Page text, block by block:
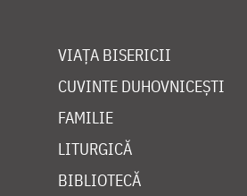
VIAȚA BISERICII
CUVINTE DUHOVNICEȘTI
FAMILIE
LITURGICĂ
BIBLIOTECĂ